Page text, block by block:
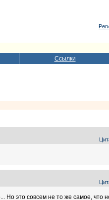
Ссылки
Но это совсем не то же самое, что